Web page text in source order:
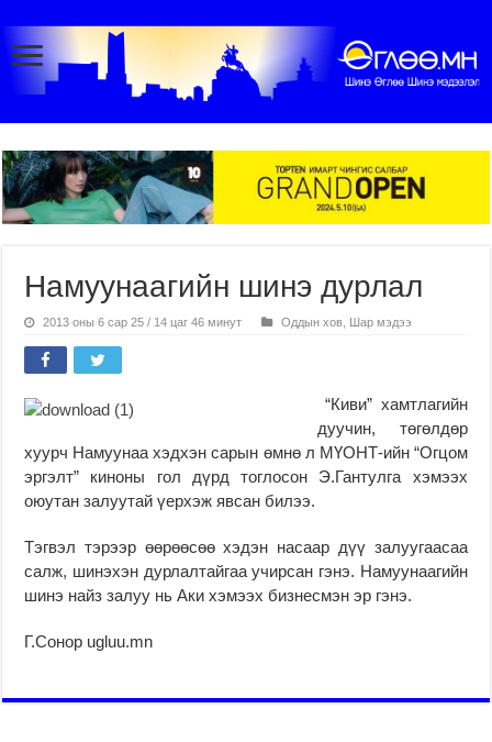
Намуунаагийн шинэ дурлал
2013 оны 6 сар 25 / 14 цаг 46 минут Оддын хов Шар мэдээ
“Киви” хамтлагийн
дуучин, төгөлдөр
хуурч Намуунаа хэдхэн сарын өмнө л МҮОНТ-ийн “Огцом
эргэлт” киноны гол дүрд тоглосон Э.Гантулга хэмээх
оюутан залуутай үерхэж явсан билээ.
Тэгвэл тэрээр өөрөөсөө хэдэн насаар дүү залуугаасаа
салж, шинэхэн дурлалтайгаа учирсан гэнэ. Намуунаагийн
шинэ найз залуу нь Аки хэмээх бизнесмэн эр гэнэ.
Г.Сонор ugluu.mn